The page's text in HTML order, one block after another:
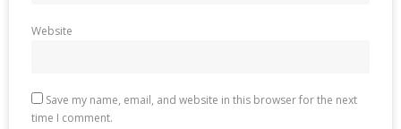
Website
Save my name, email, and website in this browser for the next
time I comment.